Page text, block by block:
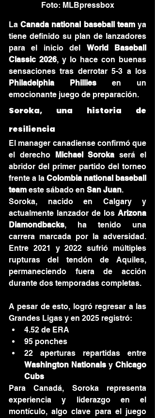
Foto: MLBpressbox
La Canada national baseball team ya
tiene definido su plan de lanzadores
para el inicio del World Baseball
Classic 2026, y lo hace con buenas
Philadelphia Phillies en un
emocionante juego de preparación.
Soroka, una historia de
resiliencia
El manager canadiense confirmó que
el derecho Michael Soroka será el
abridor del primer partido del torneo
frente a la Colombia national baseball
team este sábado en San Juan.
Soroka, nacido en Calgary y
actualmente lanzador de los Arizona
Diamondbacks, ha tenido una
carrera marcada por la adversidad.
Entre 2021 y 2022 sufrió múltiples
rupturas del tendón de Aquiles,
permaneciendo fuera de acción
durante dos temporadas completas.
A pesar de esto, logró regresar a las
Grandes Ligas y en 2025 registró:
4.52 de ERA
95 ponches
Washington Nationals y Chicago
Cubs
Para Canadá, Soroka representa
experiencia y liderazgo en el
montículo, algo clave para el juego